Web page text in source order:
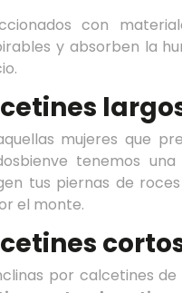
con
y absorben la
mujeres que
tenemos
tus piernas de
el monte.
por calcetines